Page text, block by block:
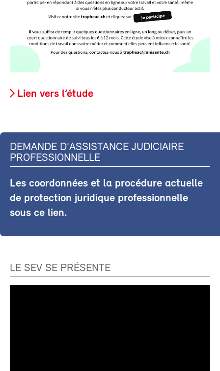
Lien vers l’étude
DEMANDE D'ASSISTANCE JUDICIAIRE
PROFESSIONNELLE
Les coordonnées et la procédure actuelle
de protection juridique professionnelle
sous ce lien.
LE SEV SE PRÉSENTE